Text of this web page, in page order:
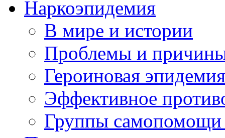
Наркоэпидемия
В мире и истории
Проблемы и
Героиновая эпидемия
Эффективное
Группы самопомощи